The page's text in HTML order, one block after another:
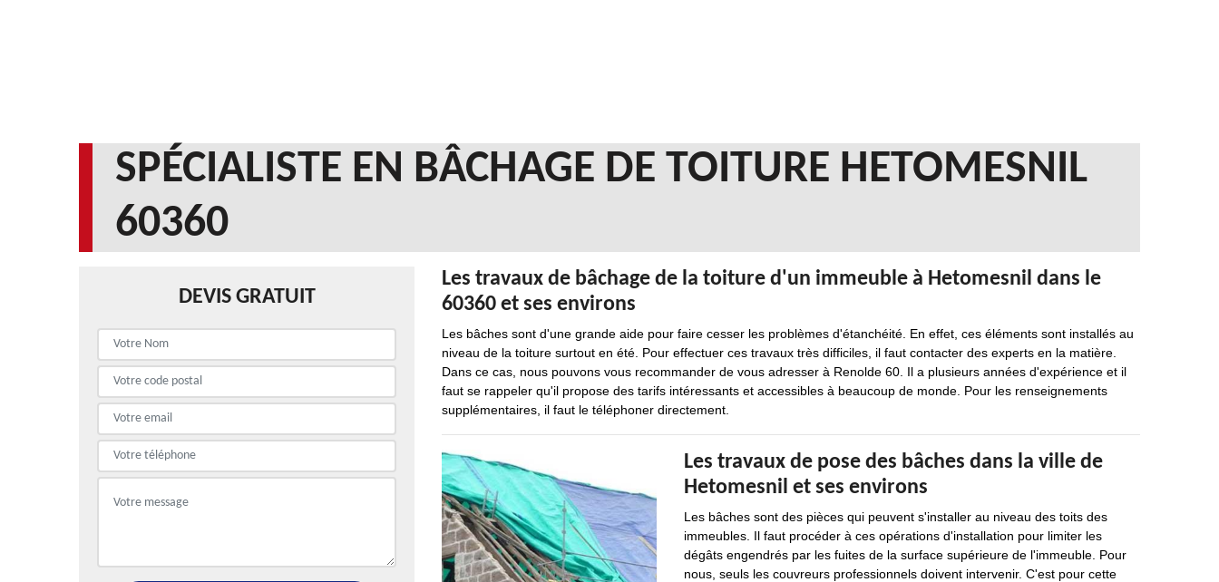
SPÉCIALISTE EN BÂCHAGE DE TOITURE HETOMESNIL
60360
DEVIS GRATUIT
Les travaux de bâchage de la toiture d'un immeuble à Hetomesnil dans le
60360 et ses environs
Les bâches sont d'une grande aide pour faire cesser les problèmes d'étanchéité. En effet, ces éléments sont installés au
niveau de la toiture surtout en été. Pour effectuer ces travaux très difficiles, il faut contacter des experts en la matière.
Dans ce cas, nous pouvons vous recommander de vous adresser à Renolde 60. Il a plusieurs années d'expérience et il
faut se rappeler qu'il propose des tarifs intéressants et accessibles à beaucoup de monde. Pour les renseignements
supplémentaires, il faut le téléphoner directement.
Les travaux de pose des bâches dans la ville de
Hetomesnil et ses environs
Les bâches sont des pièces qui peuvent s'installer au niveau des toits des
immeubles. Il faut procéder à ces opérations d'installation pour limiter les
dégâts engendrés par les fuites de la surface supérieure de l'immeuble. Pour
nous, seuls les couvreurs professionnels doivent intervenir. C'est pour cette